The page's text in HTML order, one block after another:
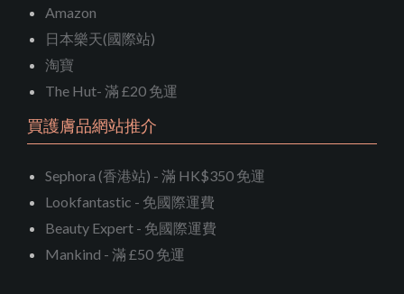
Amazon
日本樂天(國際站)
淘寶
The Hut- 滿 £20 免運
買護膚品網站推介
Sephora (香港站) - 滿 HK$350 免運
Lookfantastic - 免國際運費
Beauty Expert - 免國際運費
Mankind - 滿 £50 免運